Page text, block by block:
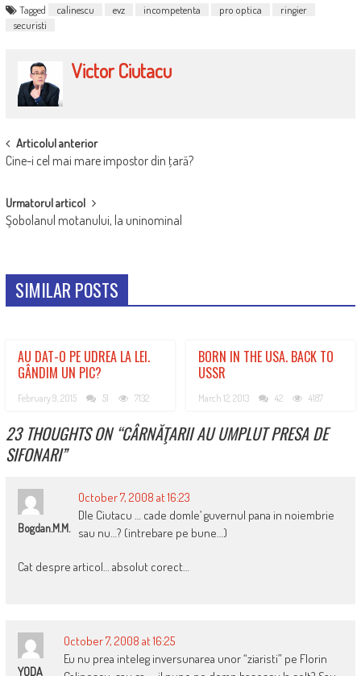
Tagged calinescu evz incompetenta pro optica
ringier
securisti
Victor Ciutacu
POST
NAVIGATION
Articolul anterior
Cine-i cel mai mare impostor din ţară?
Urmatorul articol
Şobolanul motanului, la uninominal
SIMILAR POSTS
AU DAT-O PE UDREA LA LEI.
GÂNDIM UN PIC?
February 9, 2015 51 7132
BORN IN THE USA. BACK TO
USSR
March 12, 2013 42 4187
23 THOUGHTS ON “CÂRNĂŢARII AU UMPLUT PRESA DE
SIFONARI”
Bogdan.M.M.
October 7, 2008 at 16:23
Dle Ciutacu … cade domle’ guvernul pana in noiembrie
sau nu…? (intrebare pe bune…)
Cat despre articol… absolut corect…
YODA
October 7, 2008 at 16:25
Eu nu prea inteleg inversunarea unor “ziaristi” pe Florin